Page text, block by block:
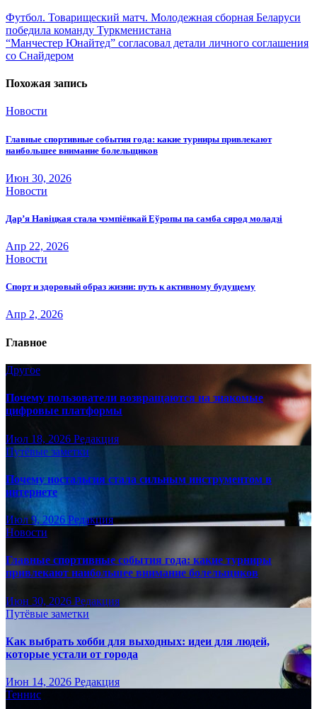
Навигация
по
записям
Футбол. Товарищеский матч. Молодежная сборная Беларуси
победила команду Туркменистана
“Манчестер Юнайтед” согласовал детали личного соглашения
со Снайдером
Похожая запись
Новости
Главные спортивные события года: какие турниры привлекают
наибольшее внимание болельщиков
Июн 30, 2026
Новости
Дар’я Навіцкая стала чэмпіёнкай Еўропы па самба сярод моладзі
Апр 22, 2026
Новости
Спорт и здоровый образ жизни: путь к активному будущему
Апр 2, 2026
Главное
Другое
Почему пользователи возвращаются на знакомые
цифровые платформы
Июл 18, 2026 Редакция
Путёвые заметки
Почему ностальгия стала сильным инструментом в
интернете
Июл 9, 2026 Редакция
Новости
Главные спортивные события года: какие турниры
привлекают наибольшее внимание болельщиков
Июн 30, 2026 Редакция
Путёвые заметки
Как выбрать хобби для выходных: идеи для людей,
которые устали от города
Июн 14, 2026 Редакция
Теннис